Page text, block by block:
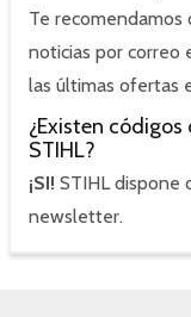
Te recomendamos
noticias por correo
las últimas ofertas
¿Existen
STIHL?
¡SI! STIHL dispone
newsletter.